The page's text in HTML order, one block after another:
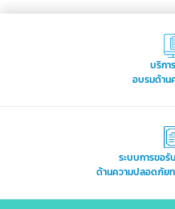
บริกา
อบรมด้าน
ระบบการขอรั
ด้านความปลอดภัย